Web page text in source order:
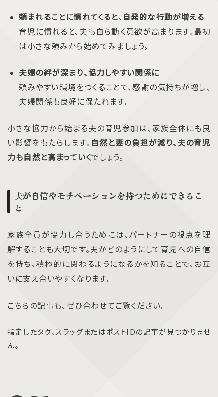
頼まれることに慣れてくると、自発的な行動が増える
育児に慣れると、夫も自ら動く意欲が高まります。最初
は小さな頼みから始めてみましょう。
夫婦の絆が深まり、協力しやすい関係に
頼みやすい環境をつくることで、感謝の気持ちが増し、
夫婦関係も良好に保たれます。
小さな協力から始まる夫の育児参加は、家族全体にも良
い影響をもたらします。 自然と妻の負担が減り、夫の育児
力も自然と高まっていくでしょう。
夫が自信やモチベーションを持つためにできるこ
と
家族全員が協力し合うためには、パートナーの視点を理
解することも大切です。夫がどのようにして育児への自信
を持ち、積極的に関わるようになるかを知ることで、お互
いに支え合いやすくなります。
こちらの記事も、ぜひ合わせてご覧ください。
指定したタグ、スラッグまたはポストIDの記事が見つかりませ
ん。